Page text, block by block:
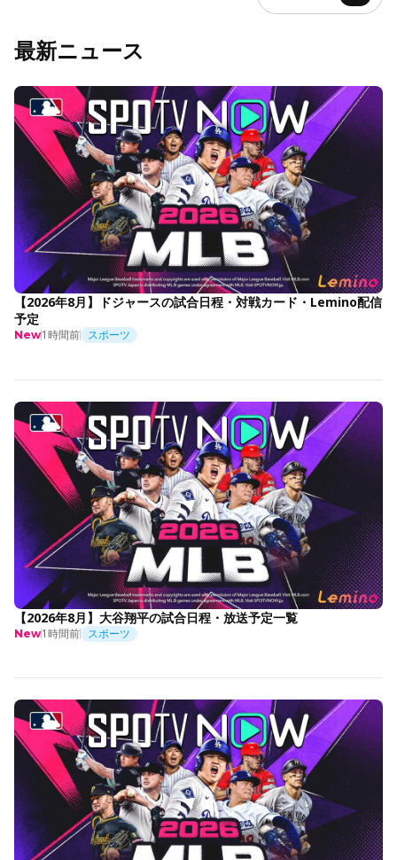
最新ニュース
【2026年8月】ドジャースの試合日程・対戦カード・Lemino配信
予定
New1時間前 スポーツ
【2026年8月】大谷翔平の試合日程・放送予定一覧
New1時間前 スポーツ